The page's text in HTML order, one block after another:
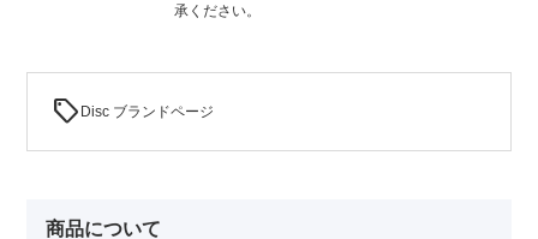
承ください。
sell Disc ブランドページ
商品について